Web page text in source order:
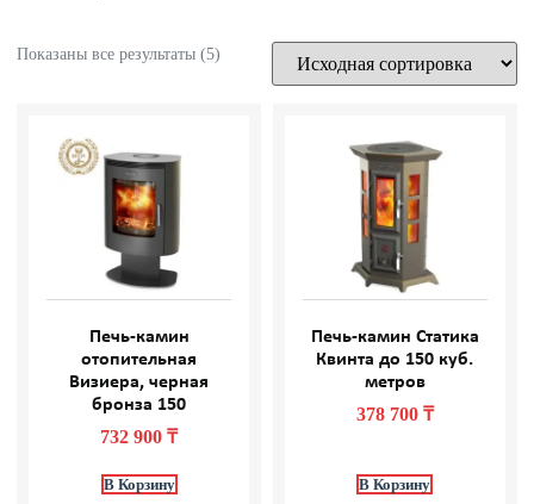
Показаны все результаты (5)
Печь-камин
отопительная
Визиера, черная
бронза 150
732 900₸
В Корзину
Печь-камин Статика
Квинта до 150 куб.
метров
378 700 ₸
В Корзину